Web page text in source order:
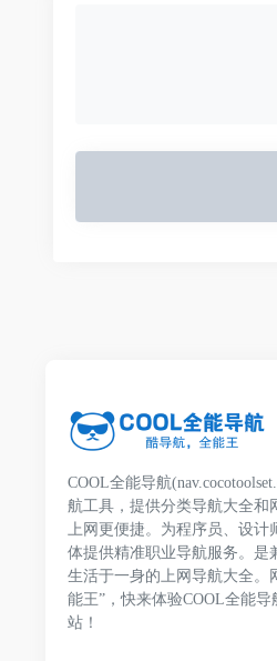
COOL全能导航
航工具，提供分类导航大全和
上网更便捷。为程序员、设计
体提供精准职业导航服务。是
生活于一身的上网导航大全。
能王”，快来体验COOL全能
站！